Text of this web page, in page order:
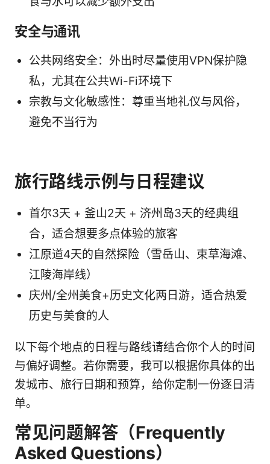
安全与通讯
公共网络安全：外出时尽量使用VPN保护隐
私，尤其在公共Wi-Fi环境下
宗教与文化敏感性：尊重当地礼仪与风俗，
避免不当行为
旅行路线示例与日程建议
首尔3天 + 釜山2天 + 济州岛3天的经典组
合，适合想要多点体验的旅客
江原道4天的自然探险（雪岳山、束草海滩、
江陵海岸线）
庆州/全州美食+历史文化两日游，适合热爱
历史与美食的人
以下每个地点的日程与路线请结合你个人的时间
与偏好调整。若你需要，我可以根据你具体的出
发城市、旅行日期和预算，给你定制一份逐日清
单。
常见问题解答（Frequently
Asked Questions）